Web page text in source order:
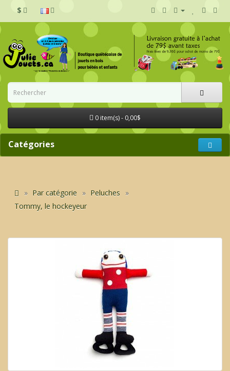
$
0 item(s) - 0,00$
Catégories
Par catégorie
Peluches
Tommy, le hockeyeur